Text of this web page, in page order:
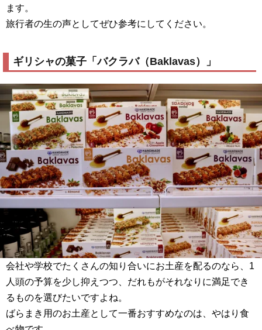
ます。
旅行者の生の声としてぜひ参考にしてください。
ギリシャの菓子「バクラバ（Baklavas）」
会社や学校でたくさんの知り合いにお土産を配るのなら、1
人頭の予算を少し抑えつつ、だれもがそれなりに満足でき
るものを選びたいですよね。
ばらまき用のお土産として一番おすすめなのは、やはり食